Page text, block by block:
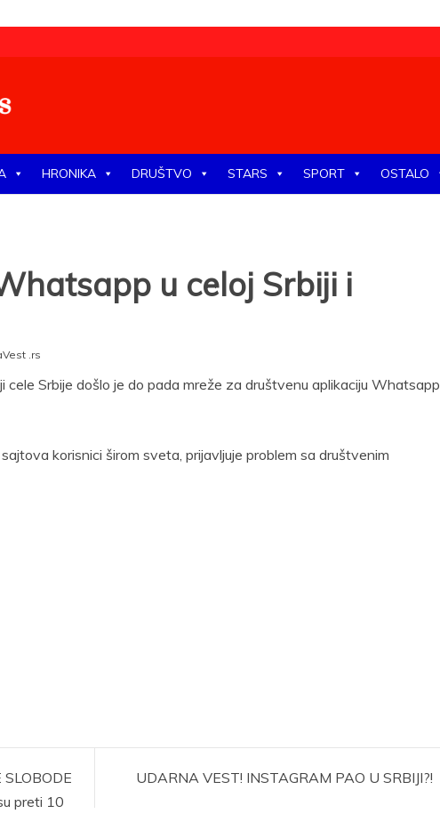
HRONIKA DRUŠTVO STARS SPORT OSTALO
u celoj Srbiji i
.rs
cele Srbije došlo je do pada mreže za društvenu aplikaciju Whatsapp
korisnici širom sveta, prijavljuje problem sa društvenim
preti 10
UDARNA VEST! INSTAGRAM PAO U SRBIJI?!